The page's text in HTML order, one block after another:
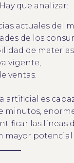
que analizar:
actuales del
de los
de
vigente,
ventas.
artificial es
minutos,
las líneas
mayor potencial